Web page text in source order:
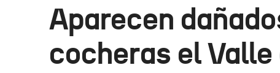
Aparecen
cocheras el Valle